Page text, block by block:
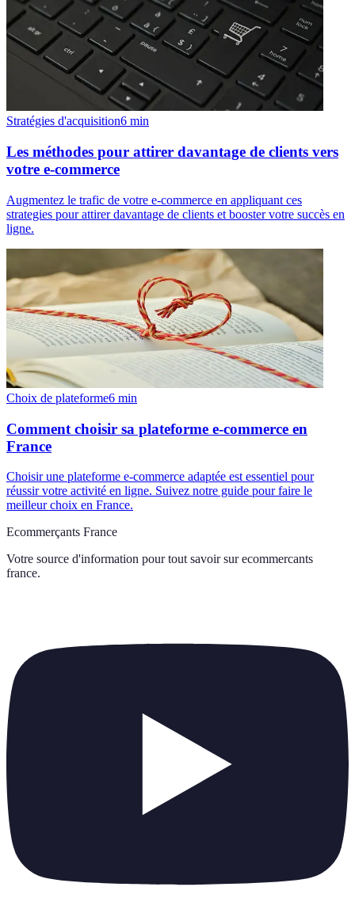
Stratégies d'acquisition6 min
Les méthodes pour attirer davantage de clients vers
votre e-commerce
Augmentez le trafic de votre e-commerce en appliquant ces
strategies pour attirer davantage de clients et booster votre succès en
ligne.
Choix de plateforme6 min
Comment choisir sa plateforme e-commerce en
France
Choisir une plateforme e-commerce adaptée est essentiel pour
réussir votre activité en ligne. Suivez notre guide pour faire le
meilleur choix en France.
Ecommerçants France
Votre source d'information pour tout savoir sur ecommercants
france.